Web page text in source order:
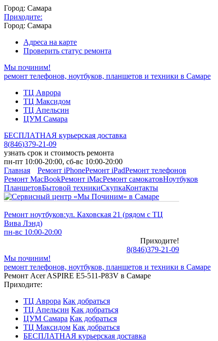
Город: Самара
Приходите:
Город: Самара
Адреса на карте
Проверить статус ремонта
Мы починим!
ремонт телефонов, ноутбуков, планшетов и техники в Самаре
ТЦ Аврора
ТЦ Максидом
ТЦ Апельсин
ЦУМ Самара
БЕСПЛАТНАЯ курьерская доставка
8(846)379-21-09
узнать срок и стоимость ремонта
пн-пт 10:00-20:00, сб-вс 10:00-20:00
Главная
Ремонт iPhoneРемонт iPadРемонт телефонов
Ремонт MacBookРемонт iMacРемонт самокатовНоутбуков
ПланшетовБытовой техникиСкупкаКонтакты
Ремонт ноутбуков:ул. Каховская 21 (рядом с ТЦ
Вива Лэнд)
пн-вс 10:00-20:00
Приходите!
8(846)379-21-09
Мы починим!
ремонт телефонов, ноутбуков, планшетов и техники в Самаре
Ремонт Acer ASPIRE E5-511-P83V в Самаре
Приходите:
ТЦ Аврора Как добраться
ТЦ Апельсин Как добраться
ЦУМ Самара Как добраться
ТЦ Максидом Как добраться
БЕСПЛАТНАЯ курьерская доставка